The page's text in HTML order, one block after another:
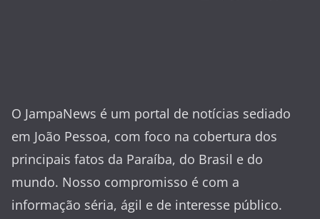
O JampaNews é um portal de notícias sediado
em João Pessoa, com foco na cobertura dos
principais fatos da Paraíba, do Brasil e do
mundo. Nosso compromisso é com a
informação séria, ágil e de interesse público.